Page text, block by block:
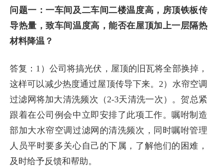
问题一：一车间及二车间二楼温度高，房顶铁板传
导热量，致车间温度高，能否在屋顶加上一层隔热
材料降温？
答复：1）公司将搞光伏，屋顶的旧瓦将全部换掉，
这样可以减少热度通过屋顶传导下来。2）水帘空调
过滤网将加大清洗频次（2-3天清洗一次）。贺总紧
跟着在公司例会中立即安排了此项工作。嘱咐制造
部加大水帘空调过滤网的清洗频次，同时嘱咐管理
人员平时要多关心自己的下属，了解他们的困难，
及时给予反馈和帮助。